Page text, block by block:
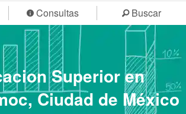
Consultas Buscar
Superior en
Ciudad de México